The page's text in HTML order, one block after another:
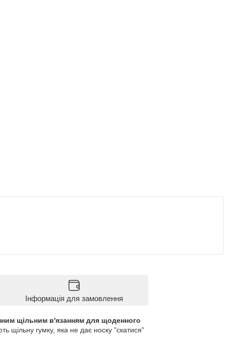
Інформація для замовлення
щільним в'язанням для щоденного
щільну гумку, яка не дає носку "скатися"